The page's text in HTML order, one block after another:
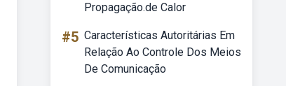
Propagação.de Calor
#5 Características Autoritárias Em
Relação Ao Controle Dos Meios
De Comunicação